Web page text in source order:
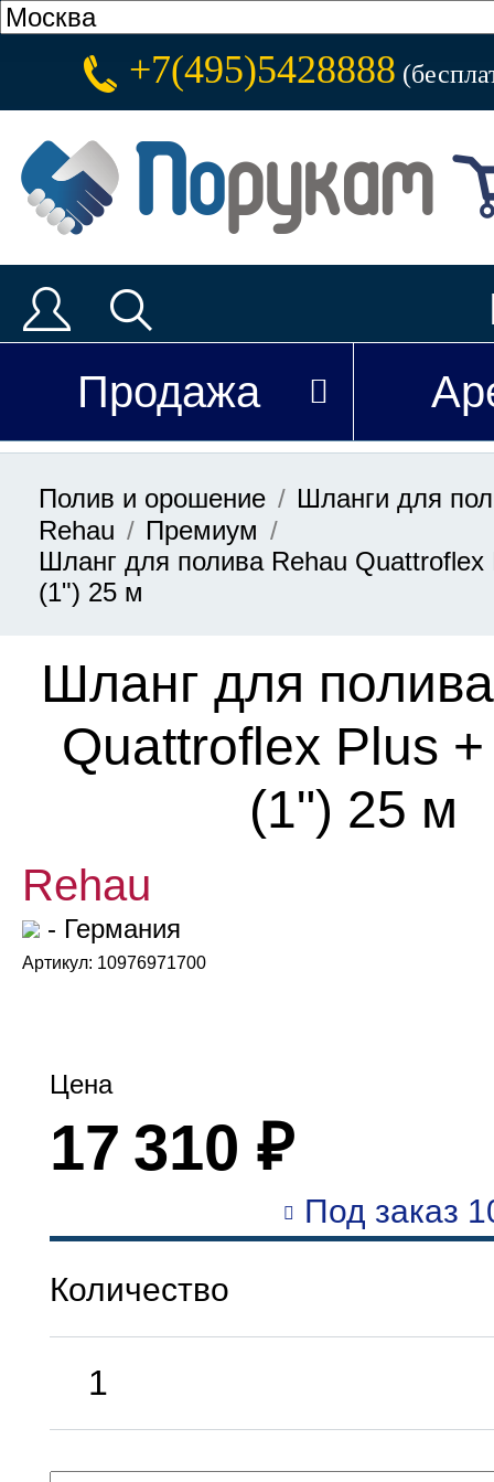
+7(495)5428888
Продажа
Полив и орошение
Шланги для
Rehau
Премиум
Шланг для полива Rehau
(1ʺ) 25 м
Шланг для
Quattroflex Plus
(1ʺ) 25 м
Rehau
- Германия
Артикул: 10976971700
Цена
17 310 ₽
Под заказ
Количество